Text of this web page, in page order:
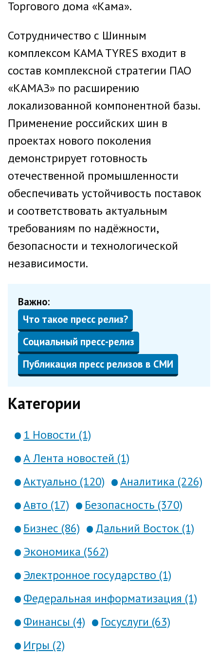
Торгового дома «Кама».
Сотрудничество с Шинным
комплексом KAMA TYRES входит в
состав комплексной стратегии ПАО
«КАМАЗ» по расширению
локализованной компонентной базы.
Применение российских шин в
проектах нового поколения
демонстрирует готовность
отечественной промышленности
обеспечивать устойчивость поставок
и соответствовать актуальным
требованиям по надёжности,
безопасности и технологической
независимости.
Важно:
Что такое пресс релиз?
Социальный пресс-релиз
Публикация пресс релизов в СМИ
Категории
1 Новости (1)
А Лента новостей (1)
Актуально (120)
Аналитика (226)
Авто (17)
Безопасность (370)
Бизнес (86)
Дальний Восток (1)
Экономика (562)
Электронное государство (1)
Федеральная информатизация (1)
Финансы (4)
Госуслуги (63)
Игры (2)